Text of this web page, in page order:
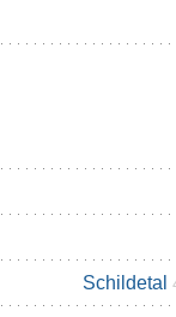
Schildetal